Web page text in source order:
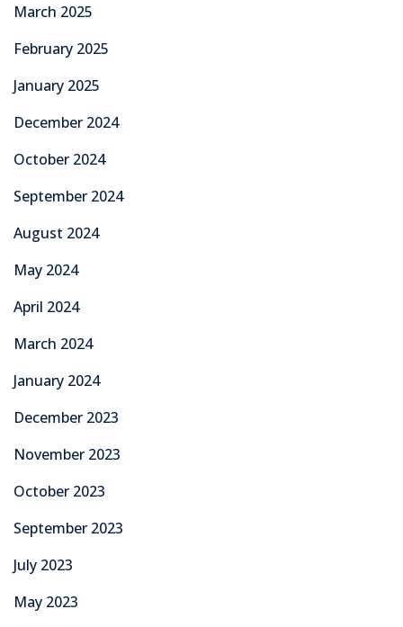
March 2025
February 2025
January 2025
December 2024
October 2024
September 2024
August 2024
May 2024
April 2024
March 2024
January 2024
December 2023
November 2023
October 2023
September 2023
July 2023
May 2023